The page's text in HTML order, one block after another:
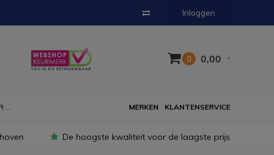
Inloggen
0 0,00
... KLANTENSERVICE
MERKEN
De hoogste kwaliteit voor de laagste prijs